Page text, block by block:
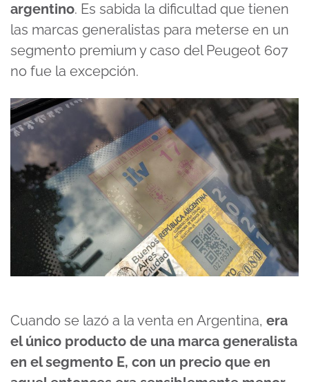
argentino. Es sabida la dificultad que tienen
las marcas generalistas para meterse en un
segmento premium y caso del Peugeot 607
no fue la excepción.
Cuando se lazó a la venta en Argentina, era
el único producto de una marca generalista
en el segmento E, con un precio que en